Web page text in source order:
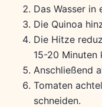
Das Wasser in
Die Quinoa
Die Hitze
15-20 Minuten
Anschließend
Tomaten
schneiden.